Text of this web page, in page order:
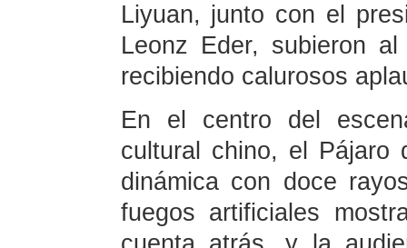
Liyuan, junto con el
Leonz Eder, subieron
recibiendo calurosos
En el centro del
cultural chino, el Pájaro
dinámica con doce
fuegos artificiales